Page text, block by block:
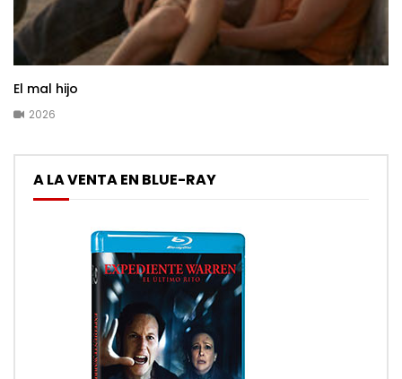
El mal hijo
2026
A LA VENTA EN BLUE-RAY